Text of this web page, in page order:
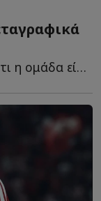
Ο ρεπόρτερ της Ένωσης τόνισε ότι η ομάδα είναι έτοιμη γ...